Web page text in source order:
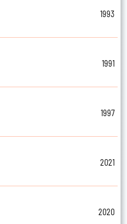
1993
1991
1997
2021
2020